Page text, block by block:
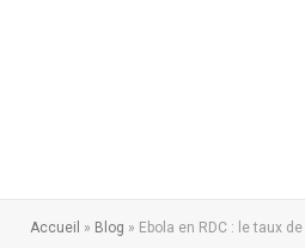
Accueil » Blog » Ebola en RDC : le taux de létalité chute sous la